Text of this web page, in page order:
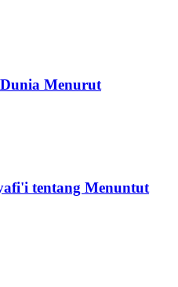
Menurut
tentang Menuntut